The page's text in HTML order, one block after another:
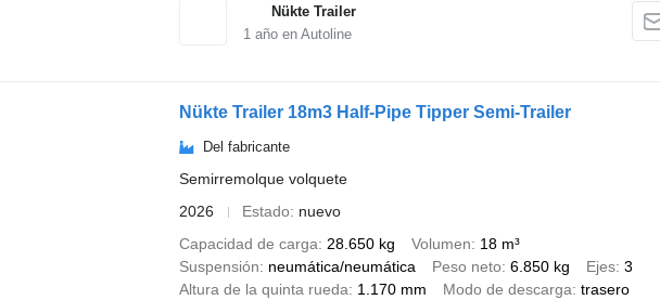
Nükte Trailer
1año en Autoline
Nükte Trailer 18m3 Half-Pipe Tipper Semi-Trailer
Del fabricante
Semirremolque volquete
2026
Estado
nuevo
Capacidad de carga
28.650 kg Volumen
18 m³
Suspensión
neumática/neumática Peso neto 6.850 kg Ejes 3
Altura de la quinta rueda
1.170 mm Modo de descarga trasero